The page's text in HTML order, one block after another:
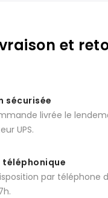
et
sécurisée
livrée le
UPS.
téléphonique
par téléphone